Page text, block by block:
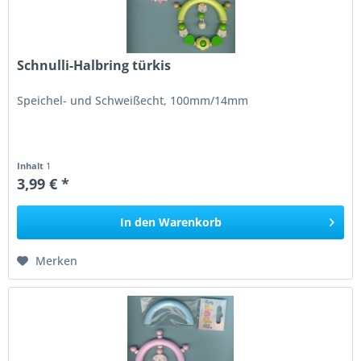
Schnulli-Halbring türkis
Speichel- und Schweißecht, 100mm/14mm
Inhalt 1
3,99 € *
In den Warenkorb
Merken